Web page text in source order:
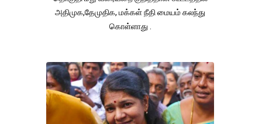
அதிமுக,தேமுதிக, மக்கள் நீதி மையம் கலந்து
கொள்ளாது .